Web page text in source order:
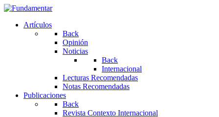
Artículos
Back
Opinión
Noticias
Back
Internacional
Lecturas Recomendadas
Notas Recomendadas
Publicaciones
Back
Revista Contexto Internacional